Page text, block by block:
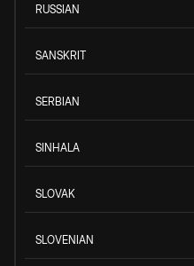
RUSSIAN
SANSKRIT
SERBIAN
SINHALA
SLOVAK
SLOVENIAN